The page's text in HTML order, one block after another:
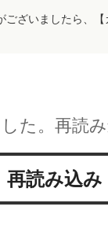
ざいましたら、
た。再読
再読み込み